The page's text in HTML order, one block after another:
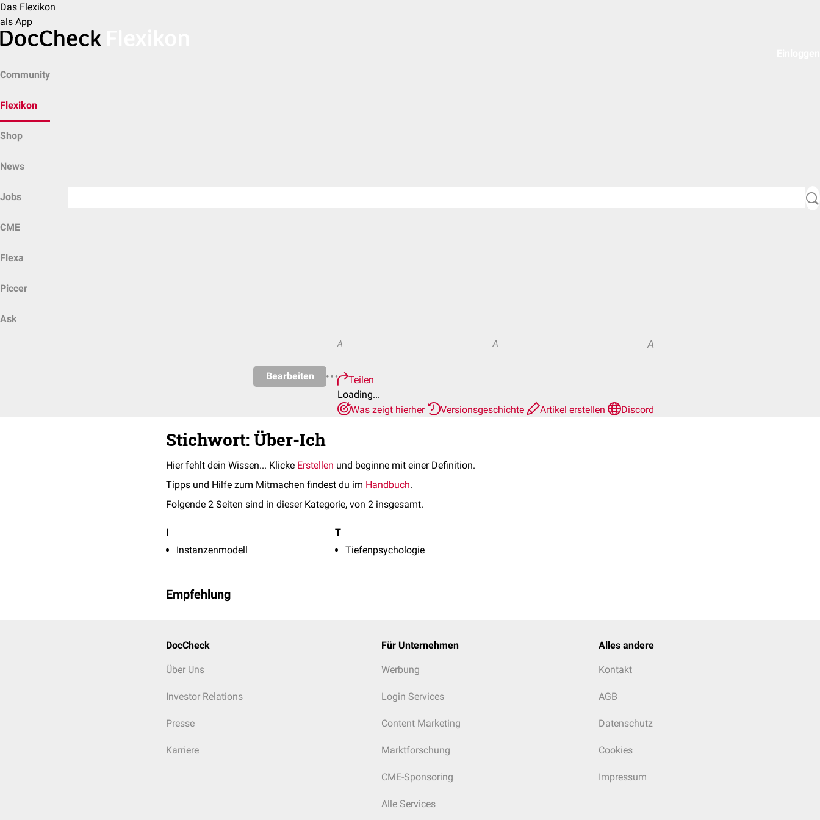
Das Flexikon
als App
Community
Flexikon
Shop
News
Jobs
CME
Flexa
Piccer
Ask
Bearbeiten
A A A
Teilen
Loading...
Was zeigt hierher
Versionsgeschichte Artikel erstellen Discord
Stichwort: Über-Ich
Hier fehlt dein Wissen... Klicke Erstellen und beginne mit einer Definition.
Tipps und Hilfe zum Mitmachen findest du im Handbuch.
Folgende 2 Seiten sind in dieser Kategorie, von 2 insgesamt.
I
Instanzenmodell
T
Tiefenpsychologie
Empfehlung
DocCheck
Über Uns
Investor Relations
Presse
Karriere
Für Unternehmen
Werbung
Login Services
Content Marketing
Marktforschung
CME-Sponsoring
Alle Services
Alles andere
Kontakt
AGB
Datenschutz
Cookies
Impressum